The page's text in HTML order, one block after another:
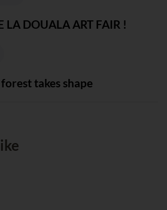
LA DOUALA ART FAIR !
takes shape